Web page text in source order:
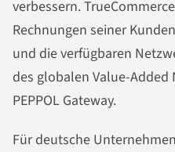
verbessern.
Rechnungen seiner
und die verfügbaren
des globalen Value-Added
PEPPOL Gateway.
Für deutsche